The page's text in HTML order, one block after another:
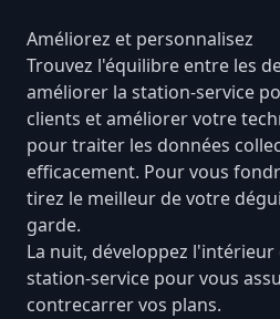
Améliorez et personnalisez
Trouvez l'équilibre entre les
améliorer la station-service
clients et améliorer votre
pour traiter les données
efficacement. Pour vous
tirez le meilleur de votre
garde.
La nuit, développez
station-service pour vous
contrecarrer vos plans.